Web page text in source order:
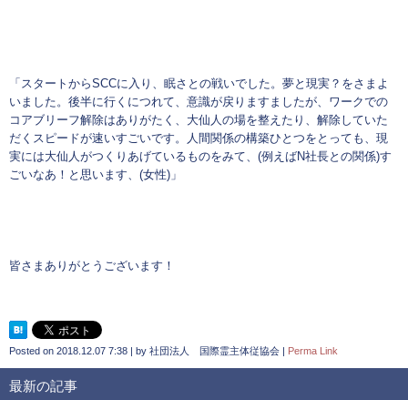
「スタートからSCCに入り、眠さとの戦いでした。夢と現実？をさまよ
いました。後半に行くにつれて、意識が戻りますましたが、ワークでの
コアブリーフ解除はありがたく、大仙人の場を整えたり、解除していた
だくスピードが速いすごいです。人間関係の構築ひとつをとっても、現
実には大仙人がつくりあげているものをみて、(例えばN社長との関係)す
ごいなあ！と思います、(女性)」
皆さまありがとうございます！
Posted on 2018.12.07 7:38 | by 社団法人 国際霊主体従協会 | Perma Link
最新の記事